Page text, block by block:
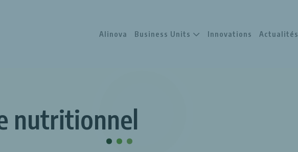
Alinova Business Units Innovations Actualités
nutritionnel
...